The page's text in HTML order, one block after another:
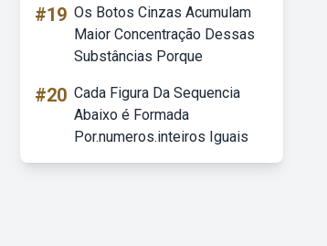
#19 Os Botos Cinzas Acumulam
Maior Concentração Dessas
Substâncias Porque
#20 Cada Figura Da Sequencia
Abaixo é Formada
Por.numeros.inteiros Iguais